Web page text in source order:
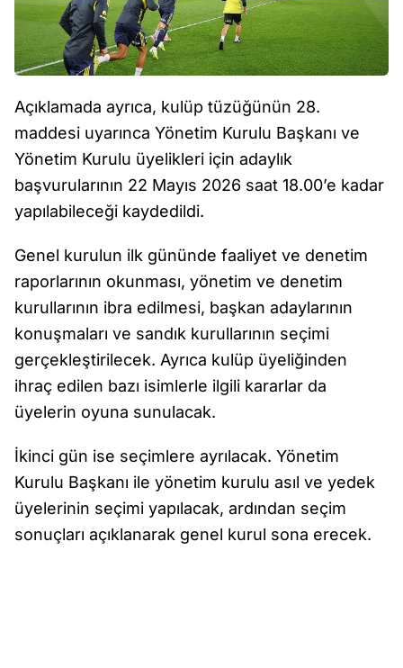
Açıklamada ayrıca, kulüp tüzüğünün 28.
maddesi uyarınca Yönetim Kurulu Başkanı ve
Yönetim Kurulu üyelikleri için adaylık
başvurularının 22 Mayıs 2026 saat 18.00’e kadar
yapılabileceği kaydedildi.
Genel kurulun ilk gününde faaliyet ve denetim
raporlarının okunması, yönetim ve denetim
kurullarının ibra edilmesi, başkan adaylarının
konuşmaları ve sandık kurullarının seçimi
gerçekleştirilecek. Ayrıca kulüp üyeliğinden
ihraç edilen bazı isimlerle ilgili kararlar da
üyelerin oyuna sunulacak.
İkinci gün ise seçimlere ayrılacak. Yönetim
Kurulu Başkanı ile yönetim kurulu asıl ve yedek
üyelerinin seçimi yapılacak, ardından seçim
sonuçları açıklanarak genel kurul sona erecek.